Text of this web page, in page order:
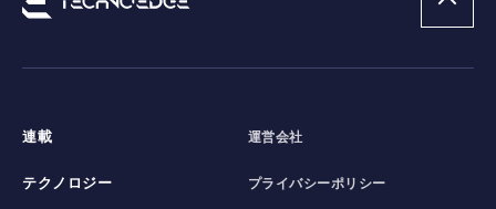
連載
テクノロジー
運営会社
プライバシーポリシー